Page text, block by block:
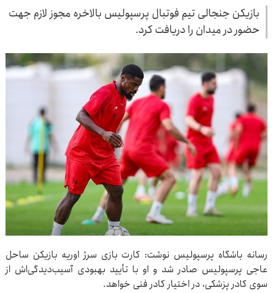
بازیکن جنجالی تیم فوتبال پرسپولیس بالاخره مجوز لازم جهت
حضور در میدان را دریافت کرد.
رسانه باشگاه پرسپولیس نوشت: کارت بازی سرژ اوریه بازیکن ساحل
عاجی پرسپولیس صادر شد و او با تأیید بهبودی آسیب‌دیدگی‌اش از
سوی کادر پزشکی، در اختیار کادر فنی خواهد.